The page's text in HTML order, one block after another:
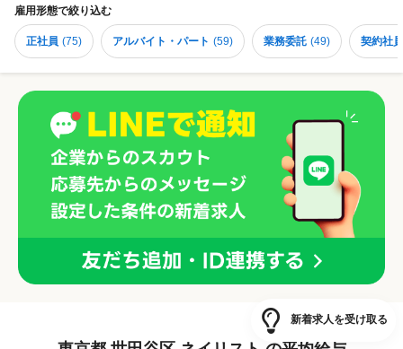
ベート充実 ・副業があるので月18日出勤にして両立 【安心の待遇・福利
厚生】 ・基本給＋歩合＋賞与あり（頑張りがしっかり反映！） ・昇給制
度あり ・残業代も全額支給 ・社会保険完備 ・有給休暇100％消化実績
・無料健康診断あり ・お祝い金最大40万円支給（入社特典） ・アワード
上位入社には賞金＆「ハワイ高級ホテル3泊無料+交通費5万円」※2025
年は8名のスタッフがＨawaiiへ♪ 技術・待遇・環境のすべてが整ったサ
雇用形態で絞り込む
正社員 (75) アルバイト・パート (59) 業務委託 (49) 契約社員
新着求人を受け取る